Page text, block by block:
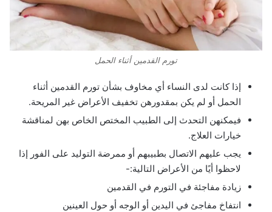
تورم القدمين أثناء الحمل
إذا كانت لدى النساء أي مخاوف بشأن تورم القدمين أثناء
الحمل أو لم يكن بمقدورهن تخفيف الأعراض غير المريحة.
فيمكنهن التحدث إلى الطبيب المختص الخاص بهن لمناقشة
خيارات العلاج.
يجب عليهم الاتصال بطبيبهم أو ممرضة التوليد على الفور إذا
لاحظوا أيًا من الأعراض التالية:-
زيادة مفاجئة في التورم في القدمين
انتفاخ مفاجئ في اليدين أو الوجه أو حول العينين